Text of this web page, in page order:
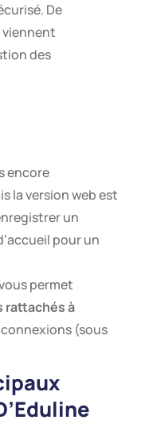
De
des
encore
la version web est
un
pour un
permet
rattachés à
(sous
Eduline